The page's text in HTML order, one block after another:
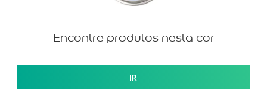
Encontre produtos nesta cor
IR